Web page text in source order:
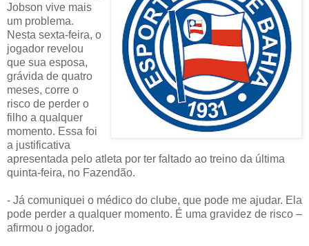
Jobson vive mais
um problema.
Nesta sexta-feira, o
jogador revelou
que sua esposa,
grávida de quatro
meses, corre o
risco de perder o
filho a qualquer
momento. Essa foi
a justificativa
apresentada pelo atleta por ter faltado ao treino da última
quinta-feira, no Fazendão.
- Já comuniquei o médico do clube, que pode me ajudar. Ela
pode perder a qualquer momento. É uma gravidez de risco –
afirmou o jogador.